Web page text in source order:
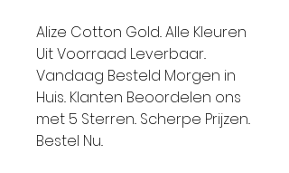
Alize Cotton Gold.. Alle Kleuren
Uit Voorraad Leverbaar..
Vandaag Besteld Morgen in
Huis.. Klanten Beoordelen ons
met 5 Sterren.. Scherpe Prijzen..
Bestel Nu..